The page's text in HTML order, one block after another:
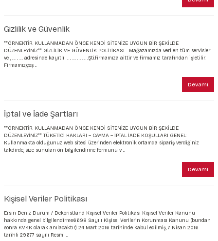
Gizlilik ve Güvenlik
**ÖRNEKTİR. KULLANMADAN ÖNCE KENDİ SİTENİZE UYGUN BİR ŞEKİLDE
DÜZENLEYİNİZ** GİZLİLİK VE GÜVENLİK POLİTİKASI Mağazamızda verilen tüm servisler
ve ,…………adresinde kayıtlı ……………….Şti.firmamıza aittir ve firmamız tarafından işletilir.
Firmamız,çeş ...
Devamı
İptal ve İade Şartları
**ÖRNEKTİR. KULLANMADAN ÖNCE KENDİ SİTENİZE UYGUN BİR ŞEKİLDE
DÜZENLEYİNİZ** TÜKETİCİ HAKLARI – CAYMA – İPTAL İADE KOŞULLARI GENEL:
Kullanmakta olduğunuz web sitesi üzerinden elektronik ortamda sipariş verdiğiniz
takdirde, size sunulan ön bilgilendirme formunu v ...
Devamı
Kişisel Veriler Politikası
Ersin Deniz Durum / Dekoristland Kişisel Veriler Politikası Kişisel Veriler Kanunu
hakkında genel bilgilendirme6698 Sayılı Kişisel Verilerin Korunması Kanunu (bundan
sonra KVKK olarak anılacaktır) 24 Mart 2016 tarihinde kabul edilmiş, 7 Nisan 2016
tarihli 29677 sayılı Resmi ...